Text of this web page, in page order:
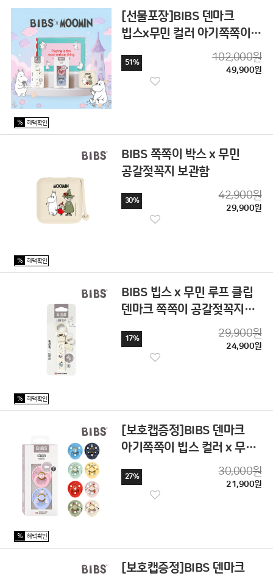
[선물포장]BIBS 덴마크
빕스x무민 컬러 아기쪽쪽이
출산 선물 세트 보관함 클립
천연고무
51% 102,000원
49,900원
% 혜택확인
BIBS 쪽쪽이 박스 x 무민
공갈젖꼭지 보관함
30% 42,900원
29,900원
% 혜택확인
BIBS 빕스 x 무민 루프 클립
덴마크 쪽쪽이 공갈젖꼭지
17% 29,900원
24,900원
% 혜택확인
[보호캡증정]BIBS 덴마크
아기쪽쪽이 빕스 컬러 x 무민
27% 30,000원
21,900원
% 혜택확인
[보호캡증정]BIBS 덴마크